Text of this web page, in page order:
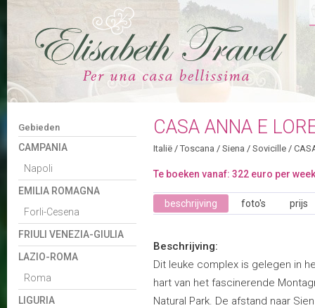
Gebieden
CAMPANIA
Napoli
EMILIA ROMAGNA
Forli-Cesena
FRIULI VENEZIA-GIULIA
LAZIO-ROMA
Roma
LIGURIA
CASA ANNA E
Italië / Toscana / Siena / Sovicille /
Te boeken vanaf: 322 euro per week
beschrijving foto's prijs
Beschrijving:
Dit leuke complex is gelegen in
hart van het fascinerende
Natural Park. De afstand naar